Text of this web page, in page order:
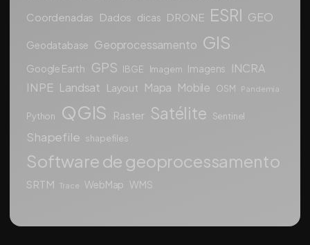
Coordenadas Dados dicas DRONE ESRI GEO
Geodatabase Geoprocessamento GIS
Google Earth GPS IBGE Imagem Imagens
INCRA
INPE Landsat Layout Mapa Mobile OSM Pandemia
Python QGIS Raster Satélite Sentinel
Shapefile shapefiles
Software de geoprocessamento
SRTM Trace WebMap WMS